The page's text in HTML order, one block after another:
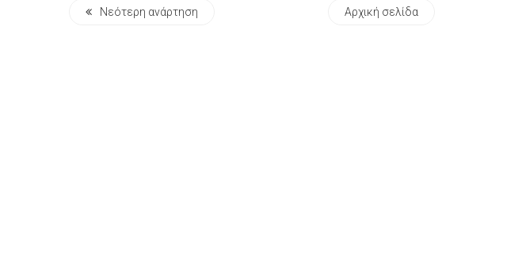
Νεότερη ανάρτηση Αρχική σελίδα